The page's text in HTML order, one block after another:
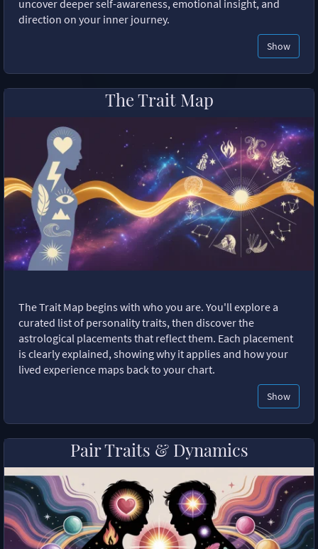
uncover deeper self-awareness, emotional insight, and
direction on your inner journey.
Show
The Trait Map
The Trait Map begins with who you are. You'll explore a
curated list of personality traits, then discover the
astrological placements that reflect them. Each placement
is clearly explained, showing why it applies and how your
lived experience maps back to your chart.
Show
Pair Traits & Dynamics